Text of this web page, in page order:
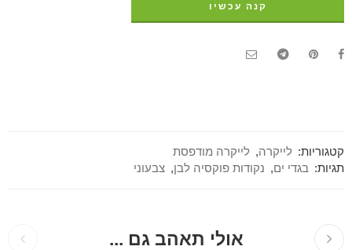
קנה עכשיו
קטגוריות: לייקרה, לייקרה מודפסת
תגיות: בגדי ים, נקודות פוקסיה לבן, צבעוני
אולי תאהב גם ...